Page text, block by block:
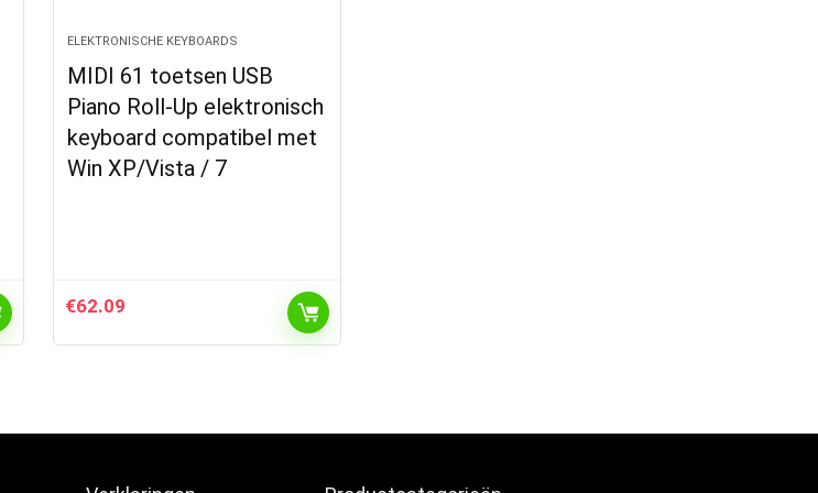
ELEKTRONISCHE KEYBOARDS
MIDI 61 toetsen USB
Piano Roll-Up elektronisch
keyboard compatibel met
Win XP/Vista / 7
€62.09